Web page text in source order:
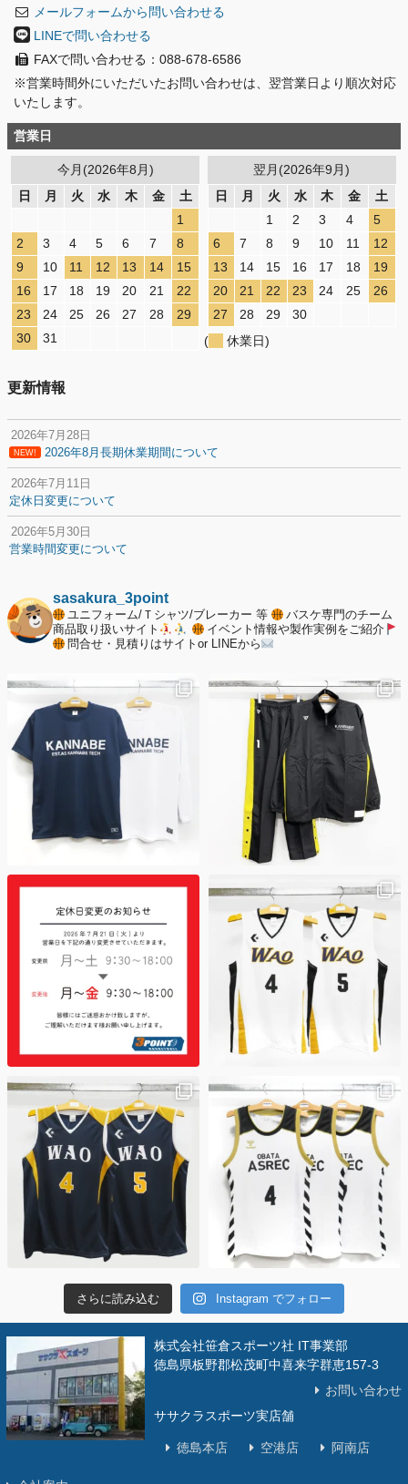
メールフォームから問い合わせる
LINEで問い合わせる
FAXで問い合わせる：088-678-6586
※営業時間外にいただいたお問い合わせは、翌営業日より順次対応
いたします。
営業日
今月(2026年8月)
日
月 火 水 木 金
土
1
2
3 4 5 6 7
8
9
10 11 12 13 14
15
16
17 18 19 20 21
22
23
24 25 26 27 28
29
30
31
翌月(2026年9月)
日
月 火 水 木 金
土
1
2 3 4
5
6
7 8 9 10 11
12
13
14 15 16 17 18
19
20
21 22 23 24 25
26
27
28 29
30
(
休業日)
更新情報
2026年7月28日
NEW! 2026年8月長期休業期間について
2026年7月11日
定休日変更について
2026年5月30日
営業時間変更について
納期遅延について
2025年12月11日
年末年始の休業期間について
sasakura_3point
ユニフォーム/Ｔシャツ/ブレーカー 等
バスケ専門のチーム
商品取り扱いサイト
イベント情報や製作実例をご紹介
問合せ・見積りはサイトor LINEから
さらに読み込む Instagram でフォロー
株式会社笹倉スポーツ社 IT事業部
徳島県板野郡松茂町中喜来字群恵157-3
お問い合わせ
ササクラスポーツ実店舗
徳島本店 空港店 阿南店